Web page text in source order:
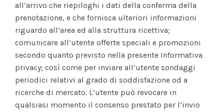
all’arrivo che riepiloghi i dati della conferma della
prenotazione, e che fornisca ulteriori informazioni
riguardo all’area ed alla struttura ricettiva;
comunicare all’utente offerte speciali e promozioni
secondo quanto previsto nella presente Informativa
privacy; così come per inviare all’utente sondaggi
periodici relativi al grado di soddisfazione od a
ricerche di mercato. L’utente può revocare in
qualsiasi momento il consenso prestato per l’invio